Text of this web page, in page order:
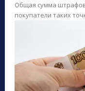
Общая сумма
покупатели таких